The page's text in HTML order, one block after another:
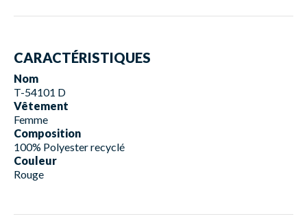
CARACTÉRISTIQUES
Nom
T-54101 D
Vêtement
Femme
Composition
100% Polyester recyclé
Couleur
Rouge